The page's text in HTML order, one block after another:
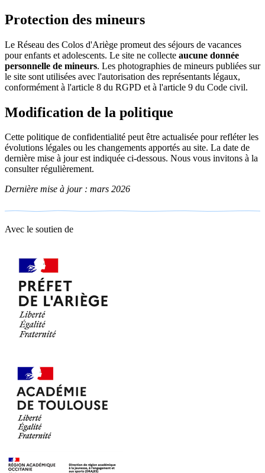
Protection des mineurs
Le Réseau des Colos d'Ariège promeut des séjours de vacances
pour enfants et adolescents. Le site ne collecte aucune donnée
personnelle de mineurs. Les photographies de mineurs publiées sur
le site sont utilisées avec l'autorisation des représentants légaux,
conformément à l'article 8 du RGPD et à l'article 9 du Code civil.
Modification de la politique
Cette politique de confidentialité peut être actualisée pour refléter les
évolutions légales ou les changements apportés au site. La date de
dernière mise à jour est indiquée ci-dessous. Nous vous invitons à la
consulter régulièrement.
Dernière mise à jour : mars 2026
Avec le soutien de